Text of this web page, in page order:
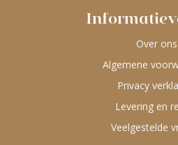
Over ons
Algemene
Privacy
Levering en
Veelgestelde